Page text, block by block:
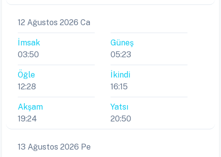
12 Ağustos 2026 Ca
İmsak
03:50
Güneş
05:23
Öğle
12:28
İkindi
16:15
Akşam
19:24
Yatsı
20:50
13 Ağustos 2026 Pe